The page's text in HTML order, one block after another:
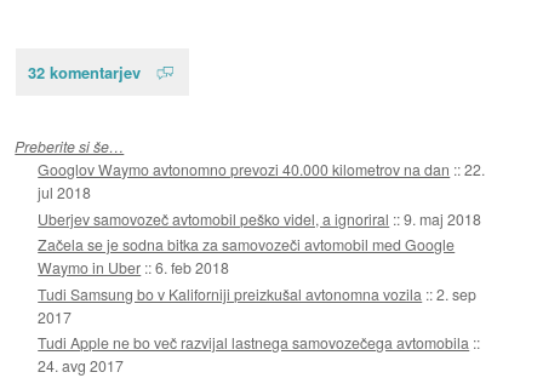
32 komentarjev
Preberite si še…
Googlov Waymo avtonomno prevozi 40.000 kilometrov na dan ::22.
jul 2018
Uberjev samovozeč avtomobil peško videl, a ignoriral ::9. maj 2018
Začela se je sodna bitka za samovozeči avtomobil med Google
Waymo in Uber ::6. feb 2018
Tudi Samsung bo v Kaliforniji preizkušal avtonomna vozila ::2. sep
2017
Tudi Apple ne bo več razvijal lastnega samovozečega avtomobila ::
24. avg 2017